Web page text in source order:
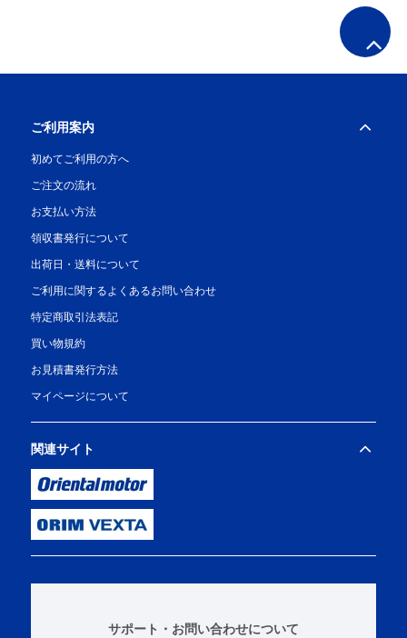
ご利用案内
初めてご利用の方へ
ご注文の流れ
お支払い方法
領収書発行について
出荷日・送料について
ご利用に関するよくあるお問い合わせ
特定商取引法表記
買い物規約
お見積書発行方法
マイページについて
関連サイト
サポート・お問い合わせについて